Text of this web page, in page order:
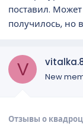
поставил.
получилось, но
V New
Отзывы о